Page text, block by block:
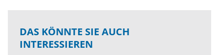
DAS KÖNNTE SIE AUCH
INTERESSIEREN